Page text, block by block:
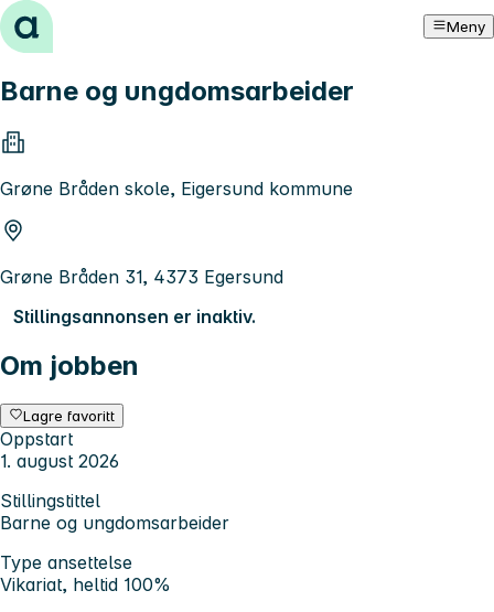
Hopp til innhold Meny
Barne og ungdomsarbeider
Grøne Bråden skole, Eigersund kommune
Grøne Bråden 31, 4373 Egersund
Stillingsannonsen er inaktiv.
Om jobben
Lagre favoritt
Oppstart
1. august 2026
Stillingstittel
Barne og ungdomsarbeider
Type ansettelse
Vikariat, heltid 100%